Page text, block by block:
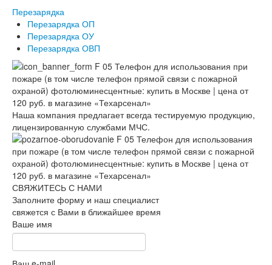
Перезарядка
Перезарядка ОП
Перезарядка ОУ
Перезарядка ОВП
Наша компания предлагает всегда тестируемую продукцию,
лицензированную службами МЧС.
СВЯЖИТЕСЬ С НАМИ
Заполните форму и наш специалист
свяжется с Вами в ближайшее время
Ваше имя